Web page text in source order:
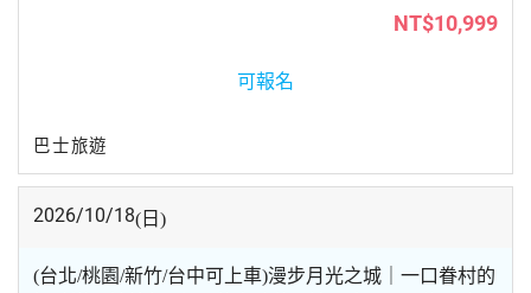
NT$10,999
可報名
巴士旅遊
2026/10/18(日)
(台北/桃園/新竹/台中可上車)漫步月光之城｜一口眷村的